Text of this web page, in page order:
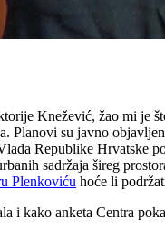
Knežević, žao mi
Planovi su javno
Republike Hrvatske
sadržaja šireg
Plenkoviću hoće li
kako anketa Centra